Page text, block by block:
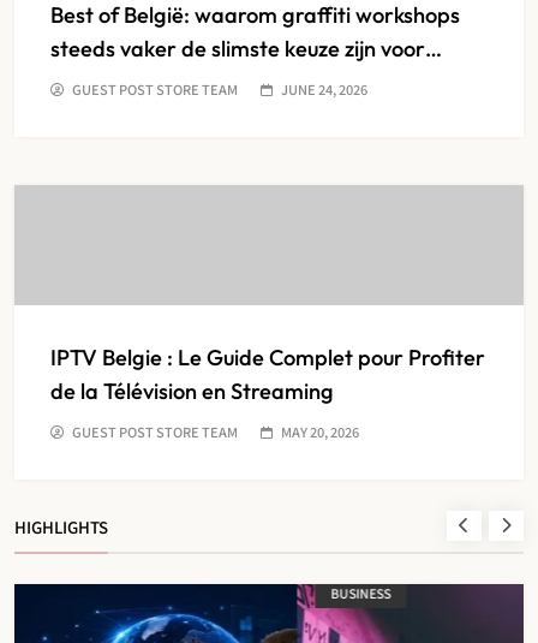
HIGHLIGHTS
Best of België: waarom graffiti workshops
steeds vaker de slimste keuze zijn voor
creatieve teambuilding
GUEST POST STORE TEAM JUNE 24, 2026
IPTV Belgie : Le Guide Complet pour Profiter
de la Télévision en Streaming
GUEST POST STORE TEAM MAY 20, 2026